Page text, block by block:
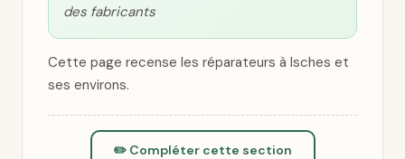
des fabricants
Cette page recense les réparateurs à Isches et
ses environs.
✏️ Compléter cette section